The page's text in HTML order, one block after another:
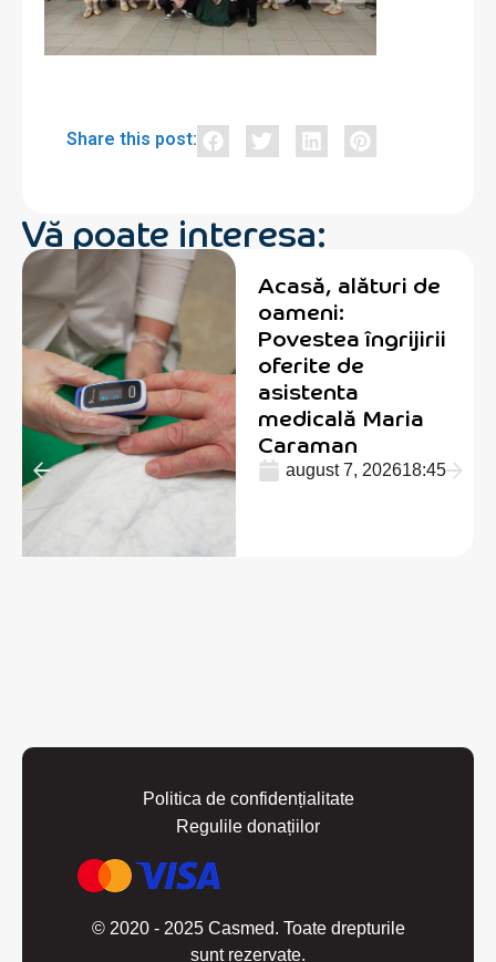
Share this post:
Vă poate interesa:
Acasă, alături de
oameni:
Povestea îngrijirii
oferite de
asistenta
medicală Maria
Caraman
august 7, 202618:45
© 2020 - 2025 Casmed. Toate drepturile
sunt rezervate.
Politica de confidențialitate
Regulile donațiilor